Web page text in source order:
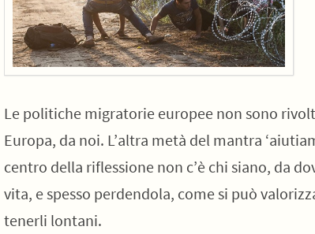
Le politiche migratorie europee non sono
Europa, da noi. L’altra metà del mantra
centro della riflessione non c’è chi siano, da
vita, e spesso perdendola, come si può
tenerli lontani.